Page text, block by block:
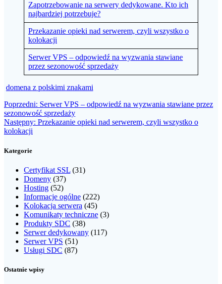
Zapotrzebowanie na serwery dedykowane. Kto ich
najbardziej potrzebuje?
Przekazanie opieki nad serwerem, czyli wszystko o
kolokacji
Serwer VPS – odpowiedź na wyzwania stawiane
przez sezonowość sprzedaży
domena z polskimi znakami
Nawigacja
wpisu
Poprzedni: Poprzedni
wpis:
Serwer VPS – odpowiedź na wyzwania stawiane przez
sezonowość sprzedaży
Następny: Następny
Przekazanie opieki nad serwerem, czyli wszystko o
kolokacji
Kategorie
Certyfikat SSL (31)
Domeny (37)
Hosting (52)
Informacje ogólne (222)
Kolokacja serwera (45)
Komunikaty techniczne (3)
Produkty SDC (38)
Serwer dedykowany (117)
Serwer VPS (51)
Usługi SDC (87)
Ostatnie wpisy